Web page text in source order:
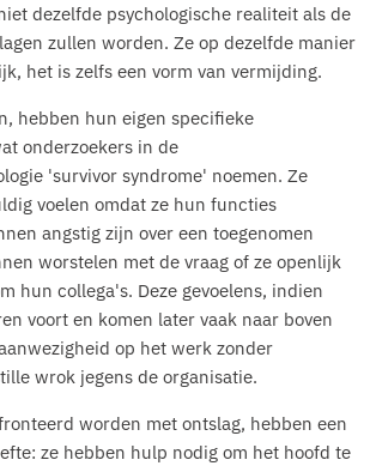
dezelfde psychologische realiteit als de
zullen worden. Ze op dezelfde manier
het is zelfs een vorm van vermijding.
hebben hun eigen specifieke
onderzoekers in de
'survivor syndrome' noemen. Ze
voelen omdat ze hun functies
angstig zijn over een toegenomen
worstelen met de vraag of ze openlijk
hun collega's. Deze gevoelens, indien
voort en komen later vaak naar boven
op het werk zonder
wrok jegens de organisatie.
worden met ontslag, hebben een
ze hebben hulp nodig om het hoofd te